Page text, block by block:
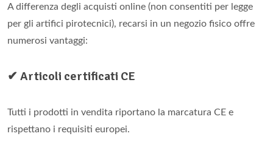
A differenza degli acquisti online (non consentiti per legge
per gli artifici pirotecnici), recarsi in un negozio fisico offre
numerosi vantaggi:
✔ Articoli certificati CE
Tutti i prodotti in vendita riportano la marcatura CE e
rispettano i requisiti europei.